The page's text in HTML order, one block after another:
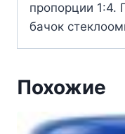
пропорции 1:4.
бачок
Похожие